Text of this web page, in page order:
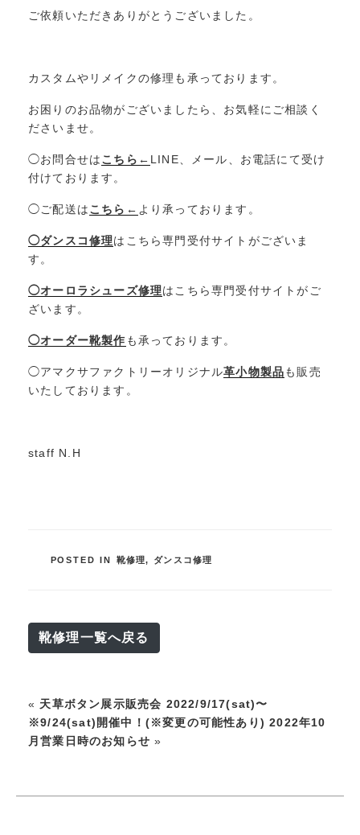
ご依頼いただきありがとうございました。
カスタムやリメイクの修理も承っております。
お困りのお品物がございましたら、お気軽にご相談く
ださいませ。
◯お問合せはこちら← LINE、メール、お電話にて受け
付けております。
◯ご配送はこちら← より承っております。
◯ダンスコ修理はこちら専門受付サイトがございま
す。
◯オーロラシューズ修理はこちら専門受付サイトがご
ざいます。
◯オーダー靴製作 も承っております。
◯アマクサファクトリーオリジナル革小物製品も販売
いたしております。
staff N.H
POSTED IN 靴修理, ダンスコ修理
靴修理一覧へ戻る
« 天草ボタン展示販売会 2022/9/17(sat)〜
※9/24(sat)開催中！(※変更の可能性あり) 2022年10
月営業日時のお知らせ »